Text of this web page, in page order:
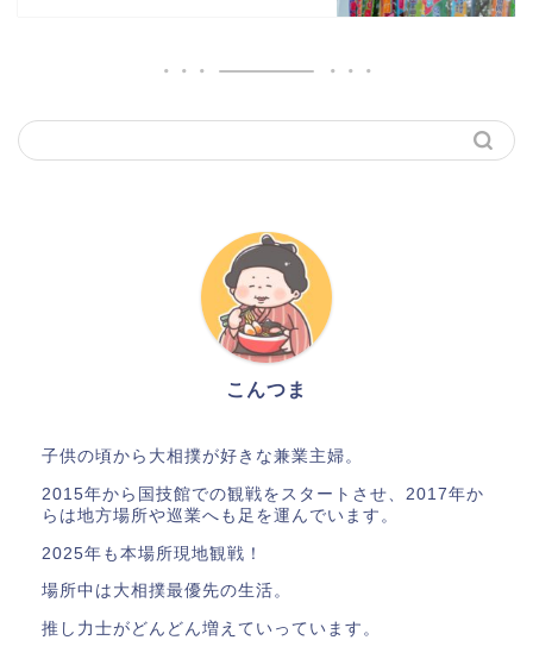
こんつま
子供の頃から大相撲が好きな兼業主婦。
2015年から国技館での観戦をスタートさせ、2017年か
らは地方場所や巡業へも足を運んでいます。
2025年も本場所現地観戦！
場所中は大相撲最優先の生活。
推し力士がどんどん増えていっています。